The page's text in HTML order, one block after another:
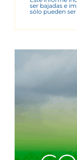
ser bajadas e
sólo pueden